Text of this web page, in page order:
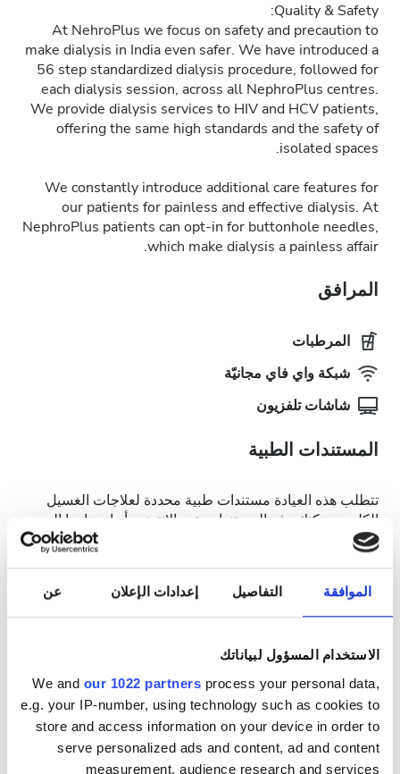
الموافقة التفاصيل إعدادات الإعلان عن
الاستخدام المسؤول لبياناتك
We and our 1022 partners process your personal data,
e.g. your IP-number, using technology such as cookies to
store and access information on your device in order to
serve personalized ads and content, ad and content
measurement, audience research and services
Quality & Safety:
At NehroPlus we focus on safety and precaution to
make dialysis in India even safer. We have introduced a
56 step standardized dialysis procedure, followed for
each dialysis session, across all NephroPlus centres.
We provide dialysis services to HIV and HCV patients,
offering the same high standards and the safety of
isolated spaces.
We constantly introduce additional care features for
our patients for painless and effective dialysis. At
NephroPlus patients can opt-in for buttonhole needles,
which make dialysis a painless affair.
المرافق
المرطبات
شبكة واي فاي مجانيّة
شاشات تلفزيون
المستندات الطبية
تتطلب هذه العيادة مستندات طبية محددة لعلاجات الغسيل
الكلوي. يمكنك رفع المستندات عبر الإنترنت أو إحضارها إلى
العيادة عند وصولك.
INTERNATIONAL DIALYSIS REQUEST Clinical
Information & Patient Identification Form
أغسطس2026